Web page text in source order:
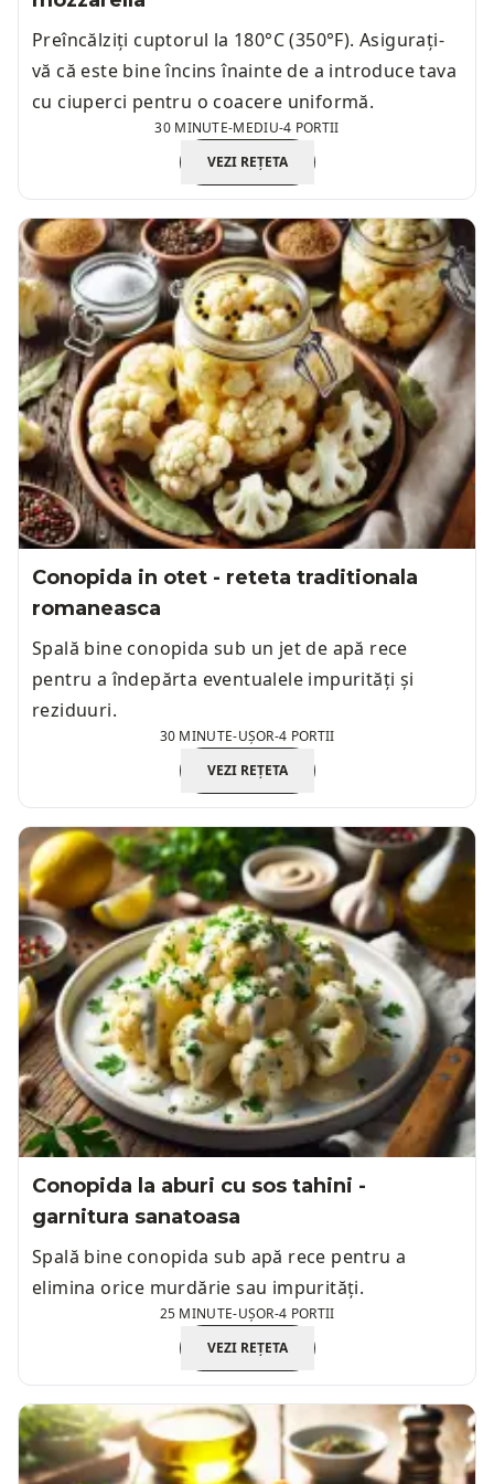
Preîncălziți cuptorul la 180°C (350°F). Asigurați-
vă că este bine încins înainte de a introduce tava
cu ciuperci pentru o coacere uniformă.
30 MINUTE-MEDIU-4 PORTII
VEZI REȚETA
Conopida in otet - reteta traditionala
romaneasca
Spală bine conopida sub un jet de apă rece
pentru a îndepărta eventualele impurități și
reziduuri.
30 MINUTE-UȘOR-4 PORTII
VEZI REȚETA
Conopida la aburi cu sos tahini -
garnitura sanatoasa
Spală bine conopida sub apă rece pentru a
elimina orice murdărie sau impurități.
25 MINUTE-UȘOR-4 PORTII
VEZI REȚETA